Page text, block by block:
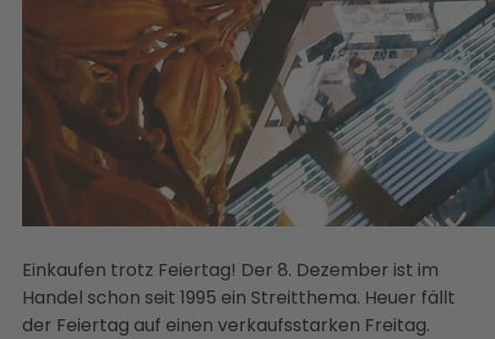
Einkaufen trotz Feiertag! Der 8. Dezember ist im
Handel schon seit 1995 ein Streitthema. Heuer fällt
der Feiertag auf einen verkaufsstarken Freitag.